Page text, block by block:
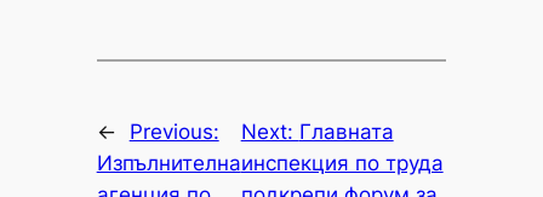
←
Previous:
Изпълнителна
Next: Главната
инспекция по труда